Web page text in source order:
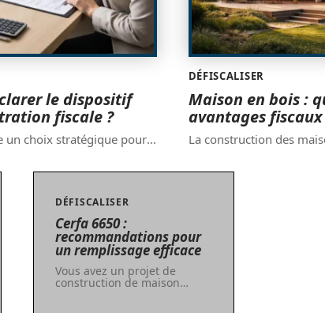
le dispositif
fiscale ?
un choix stratégique pour…
DÉFISCALISER
Maison en bois :
avantages fiscaux
La construction des
DÉFISCALISER
Cerfa 6650 :
recommandations pour
un remplissage efficace
Vous avez un projet de
construction de maison…